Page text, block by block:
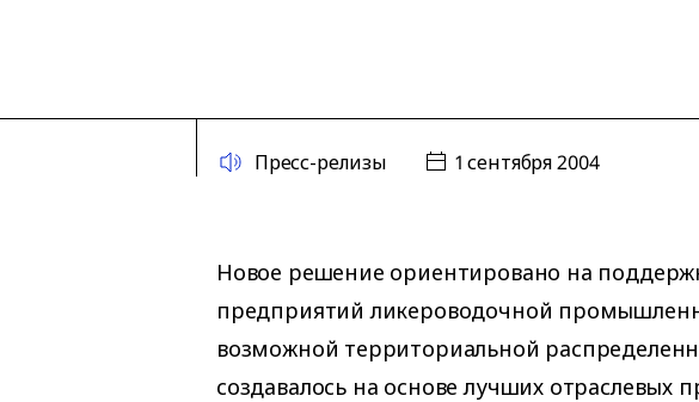
Пресс-релизы 1 сентября 2004
Новое решение ориентировано на
предприятий ликероводочной
возможной территориальной
создавалось на основе лучших отраслевых